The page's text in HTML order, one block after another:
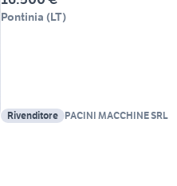
Pontinia (LT)
Rivenditore PACINI MACCHINE SRL